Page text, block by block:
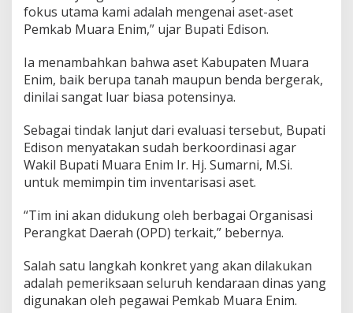
a
n
I
v
e
n
t
r
i
s
a
s
M
e
y
l
u
fokus utama kami adalah mengenai aset-aset
Pemkab Muara Enim,” ujar Bupati Edison.
Ia menambahkan bahwa aset Kabupaten Muara
Enim, baik berupa tanah maupun benda bergerak,
dinilai sangat luar biasa potensinya.
Sebagai tindak lanjut dari evaluasi tersebut, Bupati
Edison menyatakan sudah berkoordinasi agar
Wakil Bupati Muara Enim Ir. Hj. Sumarni, M.Si.
untuk memimpin tim inventarisasi aset.
“Tim ini akan didukung oleh berbagai Organisasi
Perangkat Daerah (OPD) terkait,” bebernya.
Salah satu langkah konkret yang akan dilakukan
adalah pemeriksaan seluruh kendaraan dinas yang
digunakan oleh pegawai Pemkab Muara Enim.